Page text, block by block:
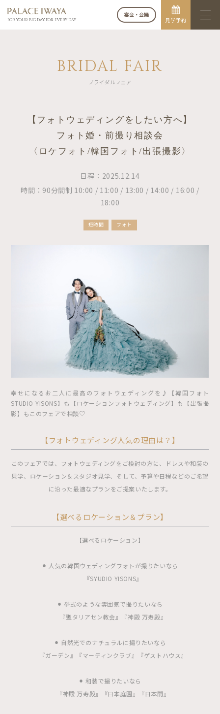
FOR YOUR BIG DAY. FOR EVERY DAY.
宴会・会議
見学予約
BRIDAL FAIR
ブライダルフェア
【フォトウェディングをしたい方へ】
フォト婚・前撮り相談会
〈ロケフォト/韓国フォト/出張撮影〉
日程：2025.12.14
時間：90分間制 10:00 / 11:00 / 13:00 / 14:00 / 16:00 /
18:00
短時間 フォト
幸せになるお二人に最高のフォトウェディングを♪【韓国フォト
STUDIO YISONS】も【ロケーションフォトウェディング】も【出張撮
影】もこのフェアで相談♡
【フォトウェディング人気の理由は？】
このフェアでは、フォトウェディングをご検討の方に、ドレスや和装の
見学、ロケーション＆スタジオ見学、そして、予算や日程などのご希望
に沿った最適なプランをご提案いたします。
【選べるロケーション＆プラン】
【選べるロケーション】
⚫︎ 人気の韓国ウェディングフォトが撮りたいなら
『SYUDIO YISONS』
⚫︎ 挙式のような雰囲気で撮りたいなら
『聖タリアセン教会』『神殿 万寿殿』
⚫︎ 自然光でのナチュラルに撮りたいなら
『ガーデン』『マーティンクラブ』『ゲストハウス』
⚫︎ 和装で撮りたいなら
『神殿 万寿殿』『日本庭園』『日本間』